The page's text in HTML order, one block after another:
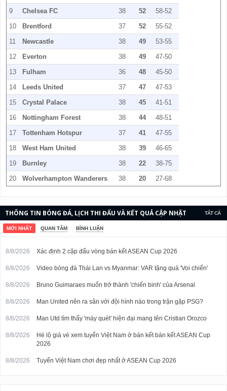
9
Chelsea FC 38 52
58-52
10
Brentford 37 52
55-52
11
Newcastle 38 49
53-55
12
Everton 38 49
47-50
13
Fulham 36 48
45-50
14
Leeds United 37 47
47-53
15
Crystal Palace 38 45
41-51
16
Nottingham Forest 38 44
48-51
17
Tottenham Hotspur 37 41
47-55
18
West Ham United 38 39
46-65
19
Burnley 38 22
38-75
20
Wolverhampton Wanderers 38 20 27-68
TẤT CẢ
THÔNG TIN BÓNG ĐÁ, LỊCH THI ĐẤU VÀ KẾT QUẢ CẬP NHẬT
LIÊN TỤC.
MỚI NHẤT QUAN TÂM BÌNH LUẬN
8/8/2026 Xác định 2 cặp đấu vòng bán kết ASEAN Cup 2026
8/8/2026 Video bóng đá Thái Lan vs Myanmar: VAR tặng quà 'Voi chiến'
8/8/2026 Bruno Guimaraes muốn trở thành 'chiến binh' của Arsenal
8/8/2026 Man United nên ra sân với đội hình nào trong trận gặp PSG?
8/8/2026 Man Utd tìm thấy 'máy quét' hiện đại mang tên Cristian Orozco
8/8/2026
Hé lộ giá vé xem tuyển Việt Nam ở bán kết bán kết ASEAN Cup
2026
8/8/2026 Tuyển Việt Nam chơi đẹp nhất ở ASEAN Cup 2026